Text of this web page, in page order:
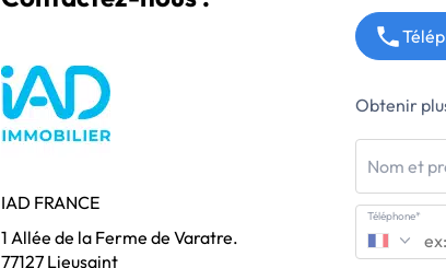
IAD FRANCE
1 Allée de la Ferme de Varatre.
77127 Lieusaint
Obtenir
Nom et
Téléphone*